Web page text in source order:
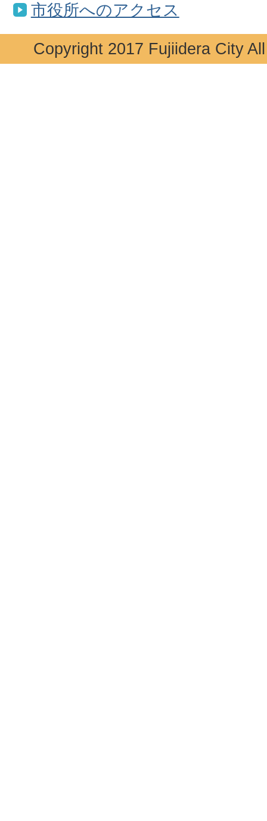
市役所へのアクセス
Copyright 2017 Fujiidera City